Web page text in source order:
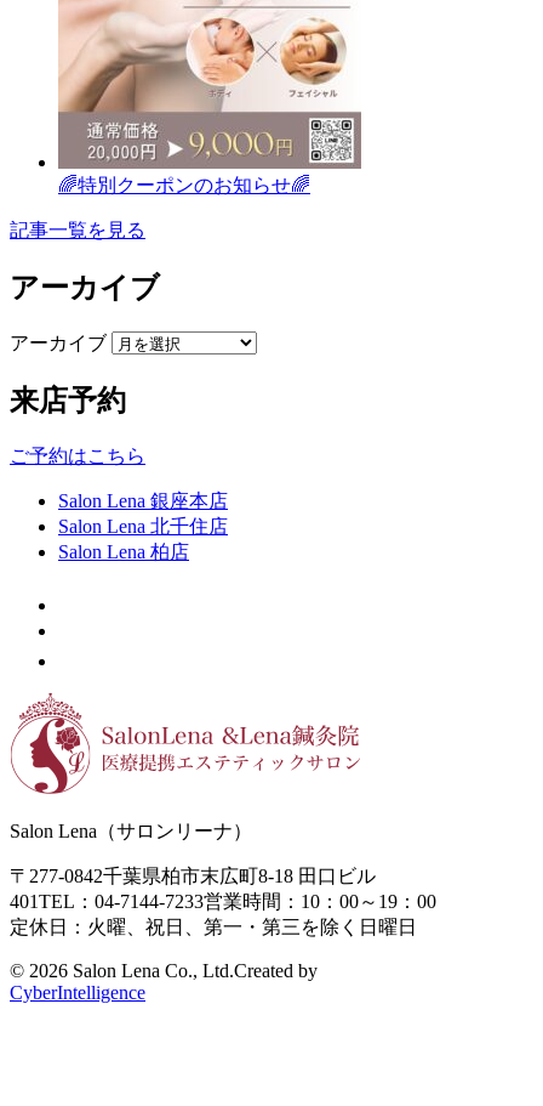
🌈特別クーポンのお知らせ🌈
記事一覧を見る
アーカイブ
アーカイブ
来店予約
ご予約はこちら
Salon Lena 銀座本店
Salon Lena 北千住店
Salon Lena 柏店
Salon Lena（サロンリーナ）
〒277-0842千葉県柏市末広町8-18 田口ビル
401TEL：04-7144-7233営業時間：10：00～19：00
定休日：火曜、祝日、第一・第三を除く日曜日
© 2026 Salon Lena Co., Ltd.Created by
CyberIntelligence